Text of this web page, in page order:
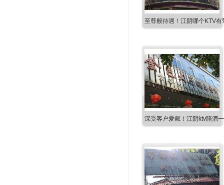
至尊般待遇！江阴哪个KTV
深受客户爱戴！江阴ktv陪酒